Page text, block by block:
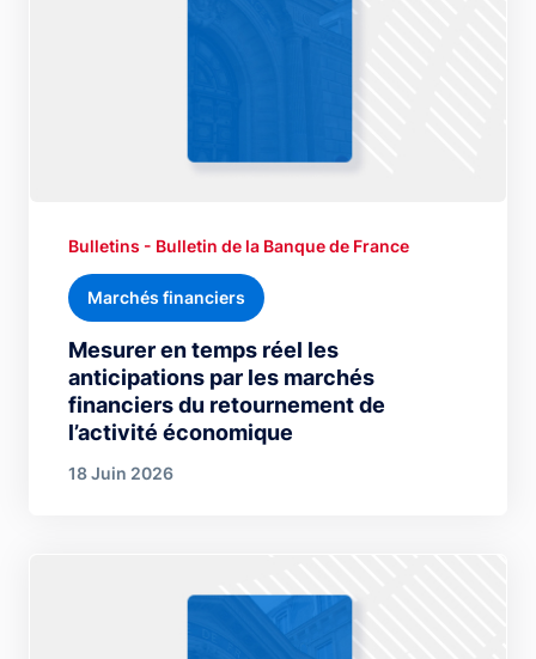
Mesurer en temps réel les
anticipations par les marchés
financiers du retournement de
l’activité économique
Bulletins - Bulletin de la Banque de France
Marchés financiers
18 Juin 2026